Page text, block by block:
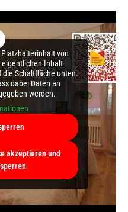
von
eigentlichen Inhalt
die Schaltfläche unten.
dabei Daten an
werden.
akzeptieren und